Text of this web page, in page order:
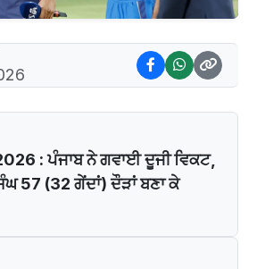
: ਪੰਜਾਬ ਨੇ ਗਵਾਈ ਦੂਜੀ ਵਿਕਟ,
57 (32 ਗੇਂਦਾਂ) ਦੌੜਾਂ ਬਣਾ ਕੇ